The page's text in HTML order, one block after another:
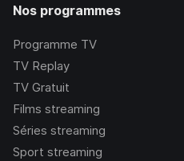
Nos programmes
Programme TV
TV Replay
TV Gratuit
Films streaming
Séries streaming
Sport streaming